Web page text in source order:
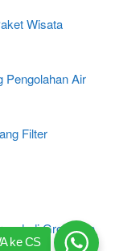
Grobogan
ke CS